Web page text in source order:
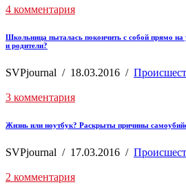
4 комментария
Школьница пыталась покончить с собой прямо на
и родители?
SVPjournal / 18.03.2016 /
3 комментария
Жизнь или ноутбук? Раскрыты причины
SVPjournal / 17.03.2016 /
2 комментария